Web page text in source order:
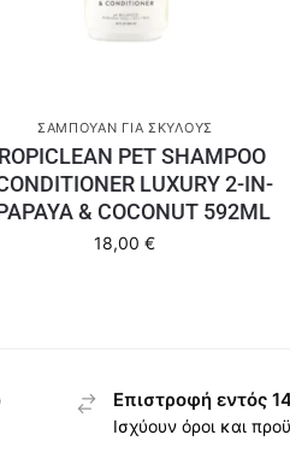
ΣΑΜΠΟΥΆΝ ΓΙΑ ΣΚΎΛΟΥΣ
PET SHAMPOO
LUXURY 2-IN-
& COCONUT 592ML
18,00€
Επιστροφή εντός
Ισχύουν όροι και